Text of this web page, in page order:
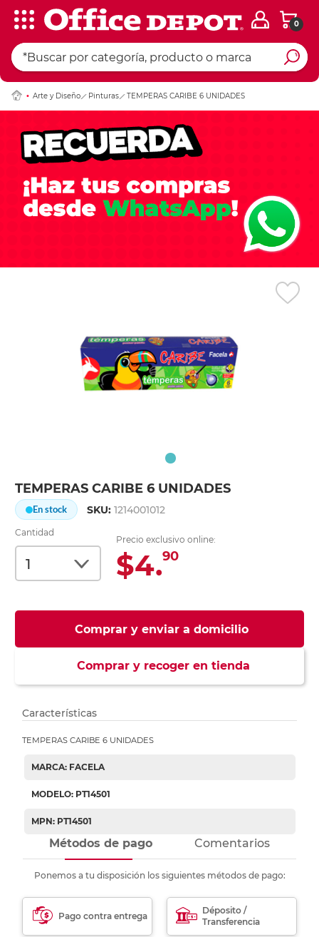
0
Arte y Diseño Pinturas TEMPERAS CARIBE 6 UNIDADES
TEMPERAS CARIBE 6 UNIDADES
En stock SKU:1214001012
Cantidad
Precio exclusivo online:
$4.90
Comprar y enviar a domicilio
Comprar y recoger en tienda
Ingresar Codigo
Características
TEMPERAS CARIBE 6 UNIDADES
MARCA: FACELA
MODELO: PT14501
MPN: PT14501
Métodos de pago Comentarios
Ponemos a tu disposición los siguientes métodos de pago:
Pago contra entrega
Déposito /
Transferencia